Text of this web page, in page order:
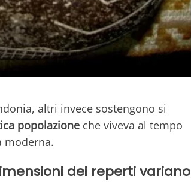
altri invece sostengono si
popolazione che viveva al tempo
moderna.
dei reperti variano